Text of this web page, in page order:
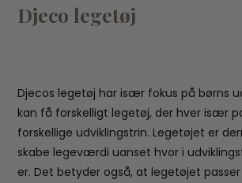
Djeco legetøj
Djecos legetøj har især fokus på børns
kan få forskelligt legetøj, der hver især
forskellige udviklingstrin. Legetøjet er
skabe legeværdi uanset hvor i
er. Det betyder også, at legetøjet